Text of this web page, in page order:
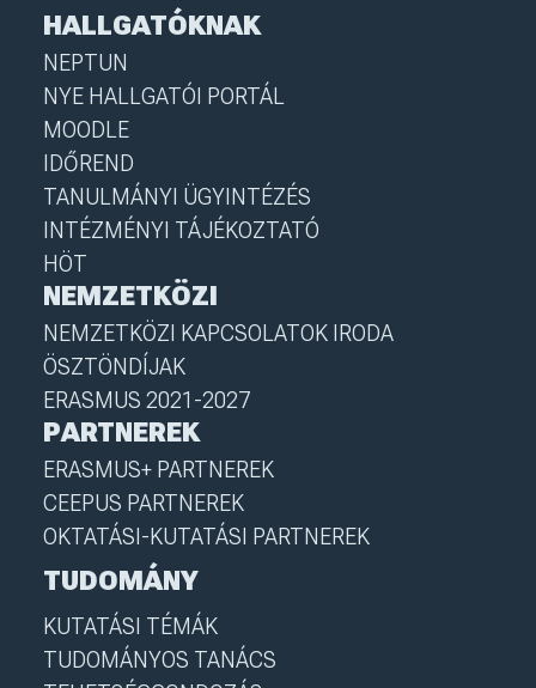
HALLGATÓKNAK
NEPTUN
NYE HALLGATÓI PORTÁL
MOODLE
IDŐREND
TANULMÁNYI ÜGYINTÉZÉS
INTÉZMÉNYI TÁJÉKOZTATÓ
HÖT
NEMZETKÖZI
NEMZETKÖZI KAPCSOLATOK IRODA
ÖSZTÖNDÍJAK
ERASMUS 2021-2027
PARTNEREK
ERASMUS+ PARTNEREK
CEEPUS PARTNEREK
OKTATÁSI-KUTATÁSI PARTNEREK
TUDOMÁNY
KUTATÁSI TÉMÁK
TUDOMÁNYOS TANÁCS